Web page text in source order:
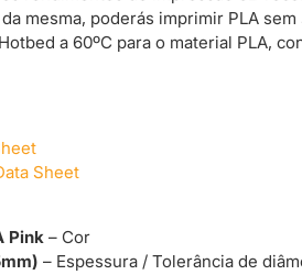
mesma, poderás imprimir PLA
a 60ºC para o material PLA,
Sheet
Pink– Cor
– Espessura / Tolerância de